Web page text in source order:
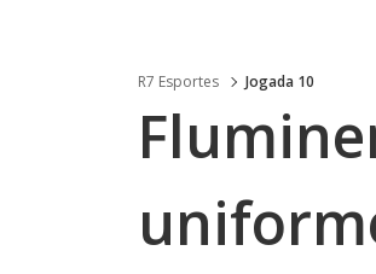
R7 Esportes Jogada 10